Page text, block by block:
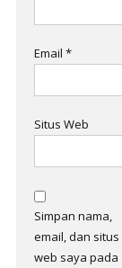
Email *
Situs Web
Simpan nama,
email, dan situs
web saya pada